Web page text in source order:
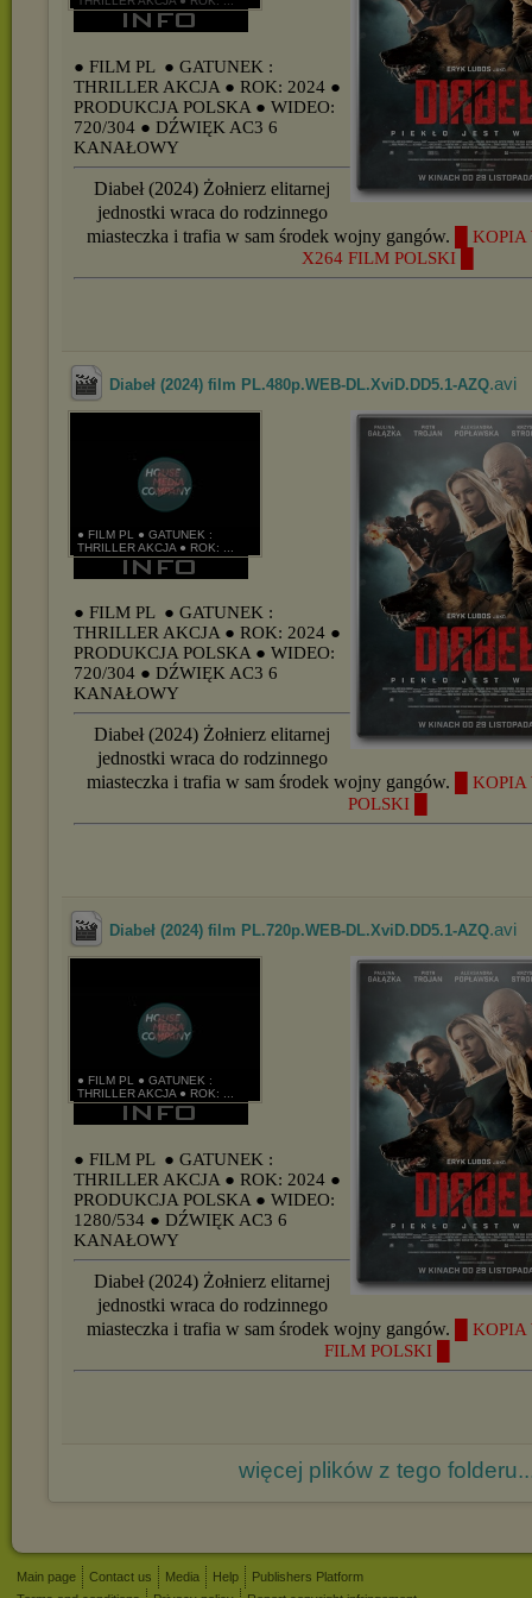
● FILM PL ● GATUNEK :
THRILLER AKCJA ● ROK: 2024 ●
PRODUKCJA POLSKA ● WIDEO:
720/304 ● DŹWIĘK AC3 6
KANAŁOWY
Diabeł (2024) Żołnierz elitarnej
jednostki wraca do rodzinnego
miasteczka i trafia w sam środek wojny gangów.
█
X264 FILM POLSKI █
Diabeł (2024) film PL.480p.WEB-DL.XviD.DD5.1-AZQ.avi
● FILM PL ● GATUNEK :
THRILLER AKCJA ● ROK: ...
● FILM PL ● GATUNEK :
THRILLER AKCJA ● ROK: 2024 ●
PRODUKCJA POLSKA ● WIDEO:
720/304 ● DŹWIĘK AC3 6
KANAŁOWY
Diabeł (2024) Żołnierz elitarnej
jednostki wraca do rodzinnego
miasteczka i trafia w sam środek wojny gangów.
█
POLSKI █
Diabeł (2024) film PL.720p.WEB-DL.XviD.DD5.1-AZQ.avi
● FILM PL ● GATUNEK :
THRILLER AKCJA ● ROK: ...
● FILM PL ● GATUNEK :
THRILLER AKCJA ● ROK: 2024 ●
PRODUKCJA POLSKA ● WIDEO:
1280/534 ● DŹWIĘK AC3 6
KANAŁOWY
Diabeł (2024) Żołnierz elitarnej
jednostki wraca do rodzinnego
miasteczka i trafia w sam środek wojny gangów.
█
FILM POLSKI █
więcej plików z tego
Main page Contact us Media Help
Publishers Platform